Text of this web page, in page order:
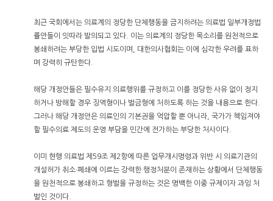
최근 국회에서는 의료계의 정당한 단체행동을 금지하려는 의료법 일부개정법
률안들이 잇따라 발의되고 있다. 이는 의료계의 정당한 목소리를 원천적으로
봉쇄하려는 부당한 입법 시도이며, 대한의사협회는 이에 심각한 우려를 표하
며 강력히 규탄한다.
해당 개정안들은 필수유지 의료행위를 규정하고 이를 정당한 사유 없이 정지
하거나 방해할 경우 징역형이나 벌금형에 처하도록 하는 것을 내용으로 한다.
그러나 해당 개정안은 의료인의 기본권을 억압할 뿐 아니라, 국가가 책임져야
할 필수의료 제도의 운영 부담을 민간에 전가하는 부당한 처사이다.
이미 현행 의료법 제59조 제2항에 따른 업무개시명령과 위반 시 의료기관의
개설허가 취소·폐쇄에 이르는 강력한 행정처분이 존재하는 상황에서 단체행동
을 원천적으로 봉쇄하고 형벌을 규정하는 것은 명백한 이중 규제이자 과잉 처
벌인 것이다.